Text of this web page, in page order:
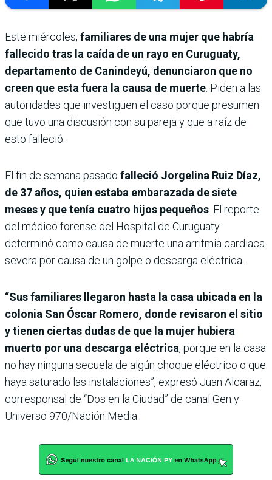
Este miércoles, familiares de una mujer que habría
fallecido tras la caída de un rayo en Curuguaty,
departamento de Canindeyú, denunciaron que no
creen que esta fuera la causa de muerte . Piden a las
autoridades que investiguen el caso porque presumen
que tuvo una discusión con su pareja y que a raíz de
esto falleció.
El fin de semana pasado falleció Jorgelina Ruiz Díaz,
de 37 años, quien estaba embarazada de siete
meses y que tenía cuatro hijos pequeños . El reporte
del médico forense del Hospital de Curuguaty
determinó como causa de muerte una arritmia cardiaca
severa por causa de un golpe o descarga eléctrica.
“Sus familiares llegaron hasta la casa ubicada en la
colonia San Óscar Romero, donde revisaron el sitio
y tienen ciertas dudas de que la mujer hubiera
muerto por una descarga eléctrica, porque en la casa
no hay ninguna secuela de algún choque eléctrico o que
haya saturado las instalaciones”, expresó Juan Alcaraz,
corresponsal de “Dos en la Ciudad” de canal Gen y
Universo 970/Nación Media.